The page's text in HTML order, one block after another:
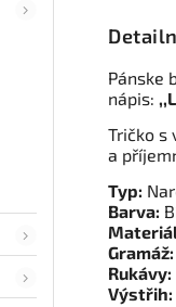
Pánske
nápis:
Tričko s
a
Typ:
Barva:
Gramáž:
Rukávy:
Výstřih: